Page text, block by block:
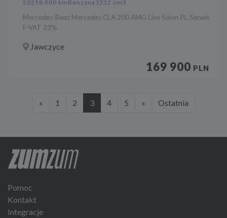
2025 8 800 km Benzyna 1332 cm3
Mercedes-Benz Mercedes CLA 200 AMG Line Salon PL Serwis
F-VAT 23%
Jawczyce
169 900 PLN
« 1 2 3 4 5 » Ostatnia
Pomoc
Kontakt
Integracje